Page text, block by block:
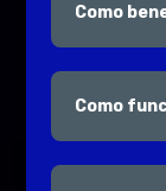
Como
Como